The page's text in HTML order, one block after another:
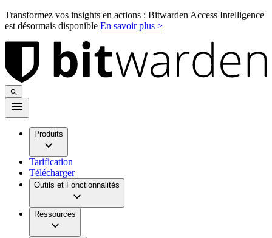
Transformez vos insights en actions : Bitwarden Access Intelligence
est désormais disponible En savoir plus >
Produits
Tarification
Télécharger
Outils et Fonctionnalités
Ressources